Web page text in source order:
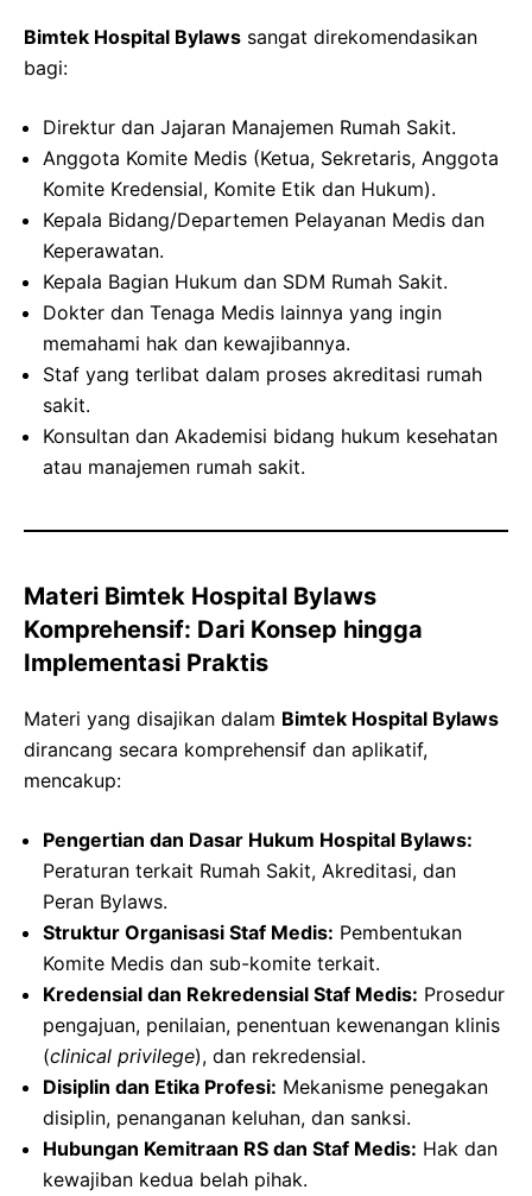
Bimtek Hospital Bylaws sangat direkomendasikan
bagi:
Direktur dan Jajaran Manajemen Rumah Sakit.
Anggota Komite Medis (Ketua, Sekretaris, Anggota
Komite Kredensial, Komite Etik dan Hukum).
Kepala Bidang/Departemen Pelayanan Medis dan
Keperawatan.
Kepala Bagian Hukum dan SDM Rumah Sakit.
Dokter dan Tenaga Medis lainnya yang ingin
memahami hak dan kewajibannya.
Staf yang terlibat dalam proses akreditasi rumah
sakit.
Konsultan dan Akademisi bidang hukum kesehatan
atau manajemen rumah sakit.
Materi Bimtek Hospital Bylaws
Komprehensif: Dari Konsep hingga
Implementasi Praktis
Materi yang disajikan dalam Bimtek Hospital Bylaws
dirancang secara komprehensif dan aplikatif,
mencakup:
Pengertian dan Dasar Hukum Hospital Bylaws:
Peraturan terkait Rumah Sakit, Akreditasi, dan
Peran Bylaws.
Struktur Organisasi Staf Medis: Pembentukan
Komite Medis dan sub-komite terkait.
Kredensial dan Rekredensial Staf Medis: Prosedur
pengajuan, penilaian, penentuan kewenangan klinis
(clinical privilege), dan rekredensial.
Disiplin dan Etika Profesi: Mekanisme penegakan
disiplin, penanganan keluhan, dan sanksi.
Hubungan Kemitraan RS dan Staf Medis: Hak dan
kewajiban kedua belah pihak.